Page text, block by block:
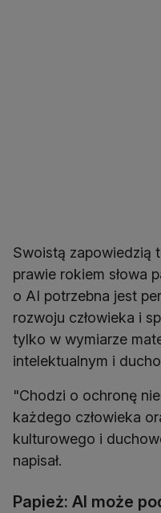
Swoistą zapowiedzią
prawie rokiem słowa
o AI potrzebna jest
rozwoju człowieka i
tylko w wymiarze
intelektualnym i
"Chodzi o ochronę
każdego człowieka
kulturowego i
napisał.
Papież: AI może